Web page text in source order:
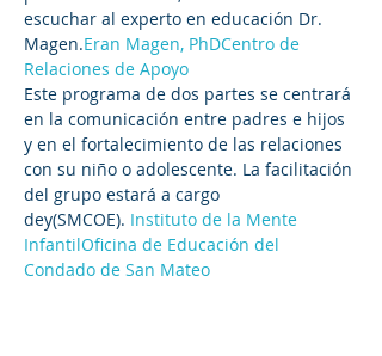
escuchar al experto en educación Dr.
Magen.Eran Magen, PhDCentro de
Relaciones de Apoyo
Este programa de dos partes se centrará
en la comunicación entre padres e hijos
y en el fortalecimiento de las relaciones
con su niño o adolescente. La facilitación
del grupo estará a cargo
dey(SMCOE). Instituto de la Mente
InfantilOficina de Educación del
Condado de San Mateo